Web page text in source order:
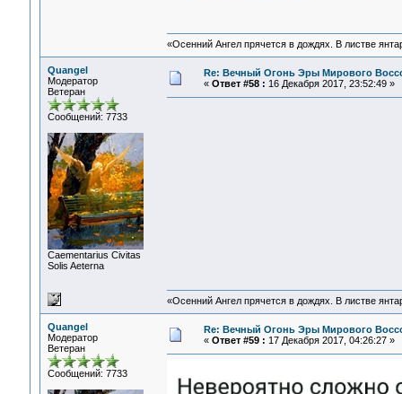
«Осенний Ангел прячется в дождях. В листве
Quangel
Модератор
Ветеран
Сообщений: 7733
Сaementarius Civitas
Solis Aeterna
Re: Вечный Огонь Эры Мирового
« Ответ #58 : 16 Декабря 2017, 23:52:49 »
«Осенний Ангел прячется в дождях. В листве
Quangel
Модератор
Ветеран
Сообщений: 7733
Re: Вечный Огонь Эры Мирового
« Ответ #59 : 17 Декабря 2017, 04:26:27 »